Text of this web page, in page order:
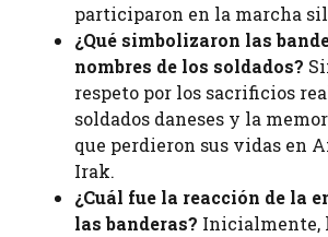
participaron en la marcha
¿Qué simbolizaron las
nombres de los soldados?
respeto por los sacrificios
soldados daneses y la
que perdieron sus vidas en
Irak.
¿Cuál fue la reacción de la
las banderas? Inicialmente,